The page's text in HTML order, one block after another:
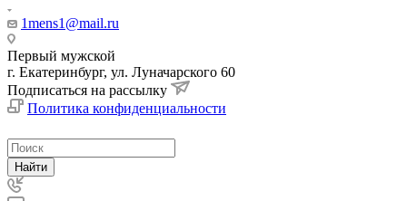
1mens1@mail.ru
Первый мужской
г. Екатеринбург, ул. Луначарского 60
Подписаться на рассылку
Политика конфиденциальности
Найти